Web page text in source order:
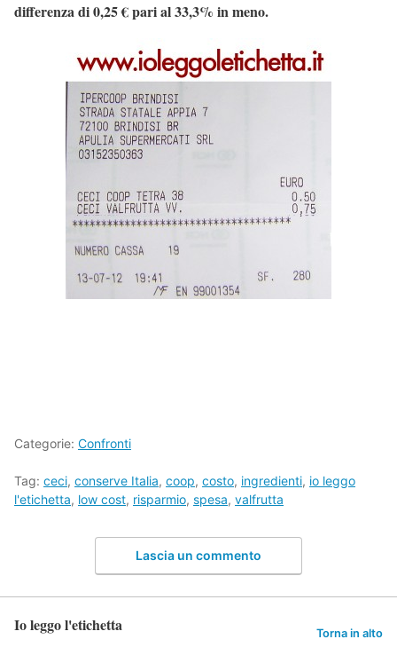
differenza di 0,25 € pari al 33,3% in meno.
Categorie: Confronti
Tag: ceci, conserve Italia, coop, costo, ingredienti, io leggo
l'etichetta, low cost, risparmio, spesa, valfrutta
Lascia un commento
Io leggo l'etichetta Torna in alto